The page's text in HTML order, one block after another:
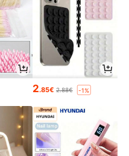
2.85€ 2.88€ -1%